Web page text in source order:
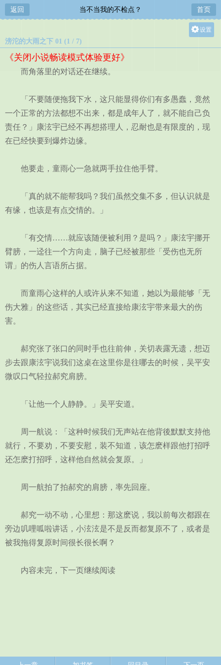
返回 当不当我的不检点？ 首页
设置
滂沱的大雨之下 01 (1 / 7)
《关闭小说畅读模式体验更好》
而角落里的对话还在继续。
「不要随便拖我下水，这只能显得你们有多愚蠢，竟然
一个正常的方法都想不出来，都是成年人了，就不能自己负
责任？」康泫宇已经不再想搭理人，忍耐也是有限度的，现
在已经快要到爆炸边缘。
他要走，童雨心一急就两手拉住他手臂。
「真的就不能帮我吗？我们虽然交集不多，但认识就是
有缘，也该是有点交情的。」
「有交情……就应该随便被利用？是吗？」康泫宇挪开
臂膀，一迳往一个方向走，脑子已经被那些「受伤也无所
谓」的伤人言语所占据。
而童雨心这样的人或许从来不知道，她以为最能够「无
伤大雅」的这些话，其实已经直接给康泫宇带来最大的伤
害。
郝究张了张口的同时手也往前伸，关切表露无遗，想迈
步去跟康泫宇说我们这桌在这里你是往哪去的时候，吴平安
微叹口气轻拉郝究肩膀。
「让他一个人静静。」吴平安道。
周一航说：「这种时候我们无声站在他背後默默支持他
就行，不要劝，不要安慰，装不知道，该怎麽样跟他打招呼
还怎麽打招呼，这样他自然就会复原。」
周一航拍了拍郝究的肩膀，率先回座。
郝究一动不动，心里想：那这麽说，我以前每次都跟在
旁边叽哩呱啦讲话，小泫泫是不是反而都复原不了，或者是
被我拖得复原时间很长很长啊？
内容未完，下一页继续阅读